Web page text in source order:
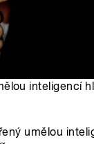
inteligencí
umělou